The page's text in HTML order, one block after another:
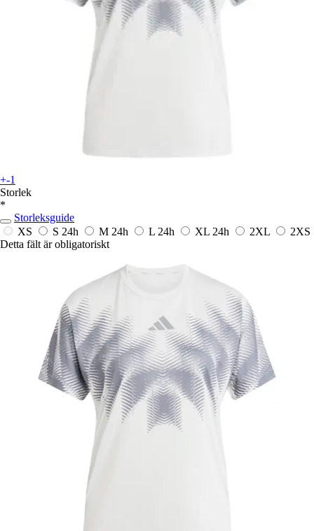
+-1
Storlek
*
Storleksguide
XS
S 24h M 24h L 24h XL 24h 2XL
2XS
Detta fält är obligatoriskt